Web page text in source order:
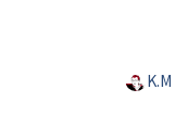
K.M